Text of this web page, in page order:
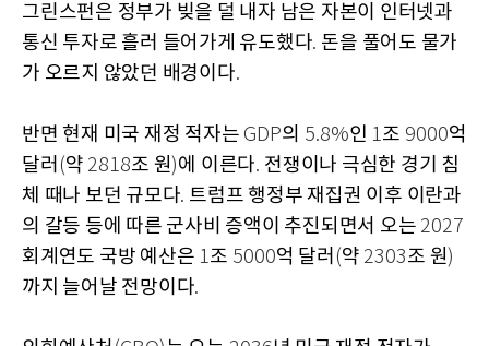
그린스펀은 정부가 빚을 덜 내자 남은 자본이 인터넷과
통신 투자로 흘러 들어가게 유도했다. 돈을 풀어도 물가
가 오르지 않았던 배경이다.
반면 현재 미국 재정 적자는 GDP의 5.8%인 1조 9000억
달러 (약 2818조 원)에 이른다. 전쟁이나 극심한 경기 침
체 때나 보던 규모다. 트럼프 행정부 재집권 이후 이란과
의 갈등 등에 따른 군사비 증액이 추진되면서 오는 2027
회계연도 국방 예산은 1조 5000억 달러 (약 2303조 원)
까지 늘어날 전망이다.